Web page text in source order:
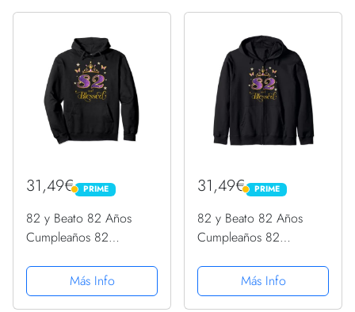
31,49€ PRIME
PRIME
82 y Beato 82 Años
Cumpleaños 82
Más Info
31,49€ PRIME
PRIME
82 y Beato 82 Años
Cumpleaños 82
Más Info